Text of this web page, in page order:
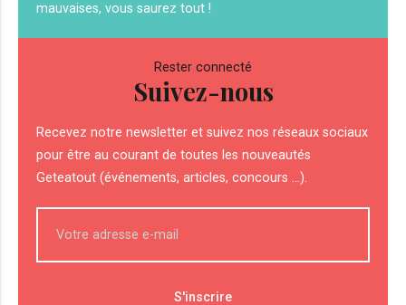
mauvaises, vous saurez tout !
Rester connecté
Suivez-nous
Recevez notre newsletter et suivez nos réseaux sociaux
pour être au courant de toutes les nouveautés
Geteatout (événements, articles, concours ...).